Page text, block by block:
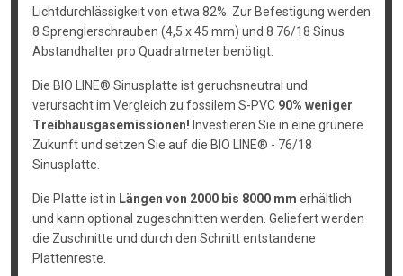
Lichtdurchlässigkeit von etwa 82%. Zur Befestigung werden
8 Sprenglerschrauben (4,5 x 45 mm) und 8 76/18 Sinus
Abstandhalter pro Quadratmeter benötigt.
Die BIO LINE® Sinusplatte ist geruchsneutral und
verursacht im Vergleich zu fossilem S-PVC 90% weniger
Treibhausgasemissionen! Investieren Sie in eine grünere
Zukunft und setzen Sie auf die BIO LINE® - 76/18
Sinusplatte.
Die Platte ist in Längen von 2000 bis 8000 mm erhältlich
und kann optional zugeschnitten werden. Geliefert werden
die Zuschnitte und durch den Schnitt entstandene
Plattenreste.